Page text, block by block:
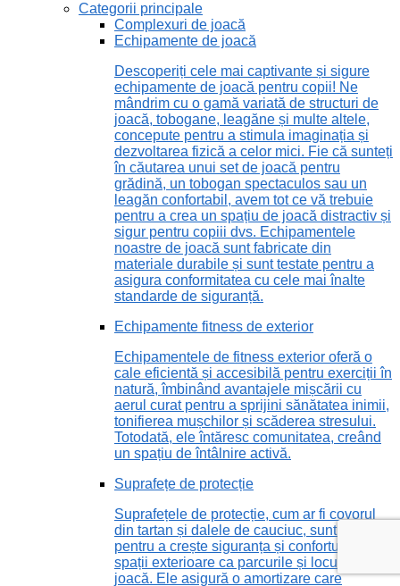
Categorii principale
Complexuri de joacă
Echipamente de joacă
Descoperiți cele mai captivante și sigure
echipamente de joacă pentru copii! Ne
mândrim cu o gamă variată de structuri de
joacă, tobogane, leagăne și multe altele,
concepute pentru a stimula imaginația și
dezvoltarea fizică a celor mici. Fie că sunteți
în căutarea unui set de joacă pentru
grădină, un tobogan spectaculos sau un
leagăn confortabil, avem tot ce vă trebuie
pentru a crea un spațiu de joacă distractiv și
sigur pentru copiii dvs. Echipamentele
noastre de joacă sunt fabricate din
materiale durabile și sunt testate pentru a
asigura conformitatea cu cele mai înalte
standarde de siguranță.
Echipamente fitness de exterior
Echipamentele de fitness exterior oferă o
cale eficientă și accesibilă pentru exerciții în
natură, îmbinând avantajele mișcării cu
aerul curat pentru a sprijini sănătatea inimii,
tonifierea mușchilor și scăderea stresului.
Totodată, ele întăresc comunitatea, creând
un spațiu de întâlnire activă.
Suprafețe de protecție
Suprafețele de protecție, cum ar fi covorul
din tartan și dalele de cauciuc, sunt vitale
pentru a crește siguranța și confortul în
spații exterioare ca parcurile și locurile de
joacă. Ele asigură o amortizare care